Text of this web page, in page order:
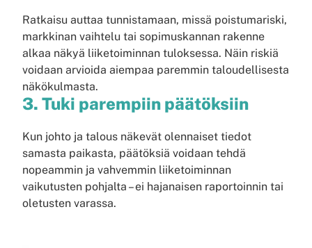
Ratkaisu auttaa tunnistamaan, missä poistumariski,
markkinan vaihtelu tai sopimuskannan rakenne
alkaa näkyä liiketoiminnan tuloksessa. Näin riskiä
voidaan arvioida aiempaa paremmin taloudellisesta
näkökulmasta.
3. Tuki parempiin päätöksiin
Kun johto ja talous näkevät olennaiset tiedot
samasta paikasta, päätöksiä voidaan tehdä
nopeammin ja vahvemmin liiketoiminnan
vaikutusten pohjalta – ei hajanaisen raportoinnin tai
oletusten varassa.